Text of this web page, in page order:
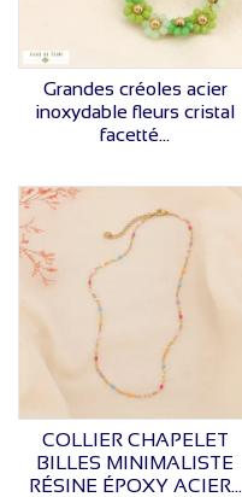
VOIR LE PRIX
Grandes créoles acier
inoxydable fleurs cristal
facetté...
VOIR LE PRIX
COLLIER CHAPELET
BILLES MINIMALISTE
RÉSINE ÉPOXY ACIER...